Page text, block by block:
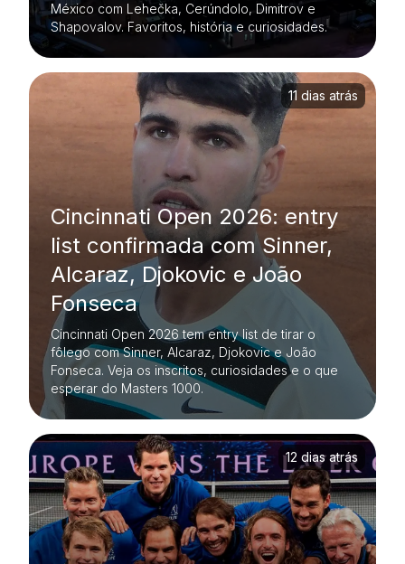
México com Lehečka, Cerúndolo, Dimitrov e
Shapovalov. Favoritos, história e curiosidades.
Cincinnati Open 2026: entry
list confirmada com Sinner,
Alcaraz, Djokovic e João
Fonseca
Cincinnati Open 2026 tem entry list de tirar o
fôlego com Sinner, Alcaraz, Djokovic e João
Fonseca. Veja os inscritos, curiosidades e o que
esperar do Masters 1000.
11 dias atrás
12 dias atrás